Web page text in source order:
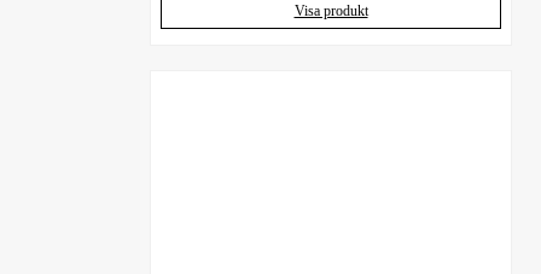
Visa produkt